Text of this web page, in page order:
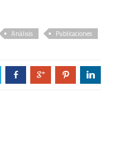
Análisis Publicaciones
b c d j